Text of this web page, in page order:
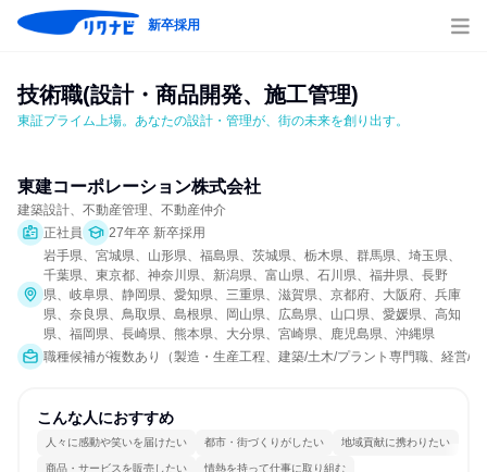
新卒採用
技術職(設計・商品開発、施工管理)
東証プライム上場。あなたの設計・管理が、街の未来を創り出す。
東建コーポレーション株式会社
建築設計、不動産管理、不動産仲介
正社員
27年卒 新卒採用
岩手県、宮城県、山形県、福島県、茨城県、栃木県、群馬県、埼玉県、
千葉県、東京都、神奈川県、新潟県、富山県、石川県、福井県、長野
県、岐阜県、静岡県、愛知県、三重県、滋賀県、京都府、大阪府、兵庫
県、奈良県、鳥取県、島根県、岡山県、広島県、山口県、愛媛県、高知
県、福岡県、長崎県、熊本県、大分県、宮崎県、鹿児島県、沖縄県
職種候補が複数あり（製造・生産工程、建築/土木/プラント専門職、経営/
こんな人におすすめ
人々に感動や笑いを届けたい 都市・街づくりがしたい 地域貢献に携わりたい
商品・サービスを販売したい 情熱を持って仕事に取り組む